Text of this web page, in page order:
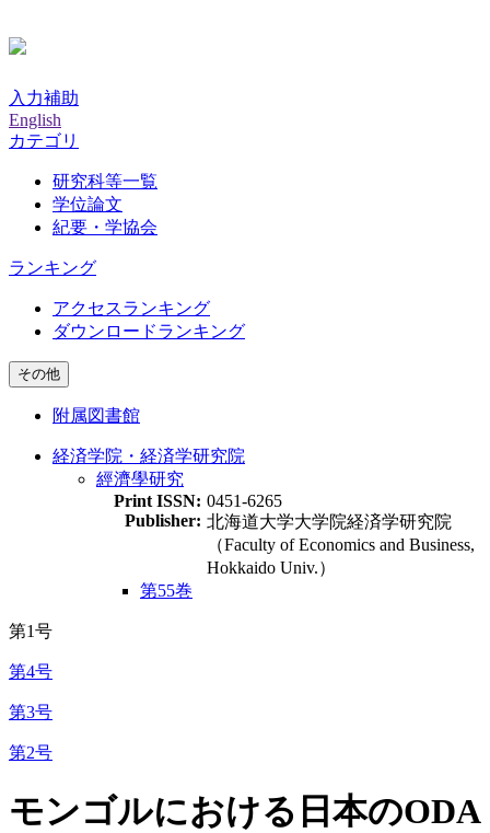
入力補助
English
カテゴリ
研究科等一覧
学位論文
紀要・学協会
ランキング
アクセスランキング
ダウンロードランキング
その他
附属図書館
経済学院・経済学研究院
經濟學研究
Print ISSN: 0451-6265
Publisher: 北海道大学大学院経済学研究院
（Faculty of Economics and Business,
Hokkaido Univ.）
第55巻
第1号
第4号
第3号
第2号
モンゴルにおける日本のODA